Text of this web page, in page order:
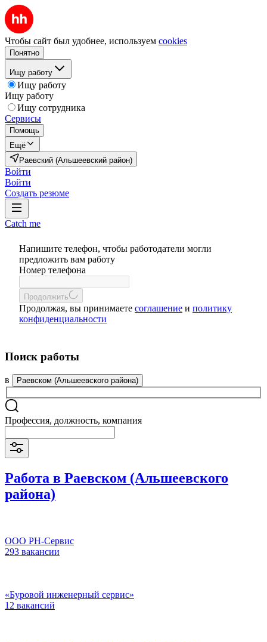
Чтобы сайт был удобнее, используем cookies
Понятно
Ищу работу
Ищу работу
Ищу работу
Ищу сотрудника
Сервисы
Помощь
Ещё
Раевский (Альшеевский район)
Войти
Войти
Создать резюме
Catch me
Напишите телефон, чтобы работодатели могли
предложить вам работу
Номер телефона
Продолжить
Продолжая, вы принимаете соглашение и политику
конфиденциальности
Поиск работы
в Раевском (Альшеевского района)
Профессия, должность, компания
Работа в Раевском (Альшеевского
района)
ООО РН-Сервис
293 вакансии
«Буровой инженерный сервис»
12 вакансий